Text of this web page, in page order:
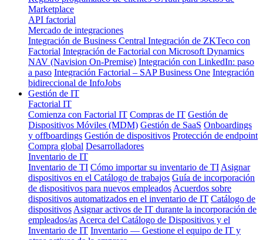
Marketplace
API factorial
Mercado de integraciones
Integración de Business Central Integración de ZKTeco con
Factorial Integración de Factorial con Microsoft Dynamics
NAV (Navision On-Premise) Integración con LinkedIn: paso
a paso Integración Factorial – SAP Business One Integración
bidireccional de InfoJobs
Gestión de IT
Factorial IT
Comienza con Factorial IT Compras de IT Gestión de
Dispositivos Móviles (MDM) Gestión de SaaS Onboardings
y offboardings Gestión de dispositivos Protección de endpoint
Compra global Desarrolladores
Inventario de IT
Inventario de TI Cómo importar su inventario de TI Asignar
dispositivos en el Catálogo de trabajos Guía de incorporación
de dispositivos para nuevos empleados Acuerdos sobre
dispositivos automatizados en el inventario de IT Catálogo de
dispositivos Asignar activos de IT durante la incorporación de
empleados/as Acerca del Catálogo de Dispositivos y el
Inventario de IT Inventario — Gestione el equipo de IT y